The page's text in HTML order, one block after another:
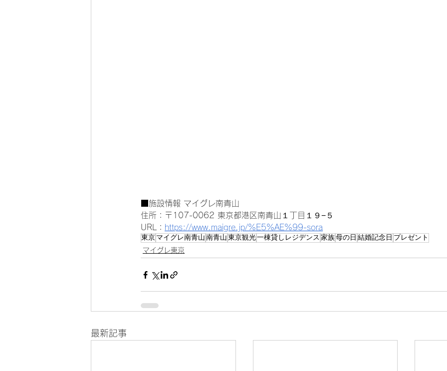
■施設情報 マイグレ南青山
住所：〒107-0062 東京都港区南青山１丁目１９−５
URL： https://www.maigre.jp/%E5%AE%99-sora
東京マイグレ南青山南青山東京観光一棟貸しレジデンス 家族母の日 結婚記念日 プレゼント
マイグレ東京
最新記事